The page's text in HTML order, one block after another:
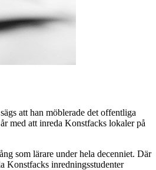
att han möblerade det offentliga
med att inreda Konstfacks lokaler på
som lärare under hela decenniet. Där
Konstfacks inredningsstudenter